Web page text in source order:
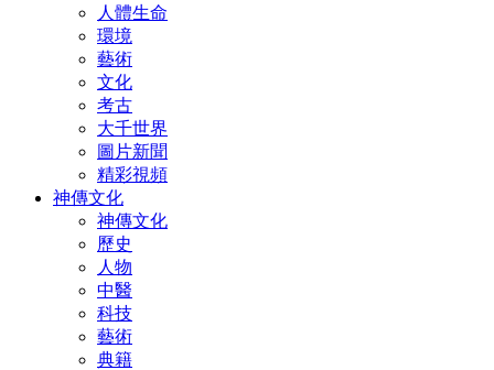
人體生命
環境
藝術
文化
考古
大千世界
圖片新聞
精彩視頻
神傳文化
神傳文化
歷史
人物
中醫
科技
藝術
典籍